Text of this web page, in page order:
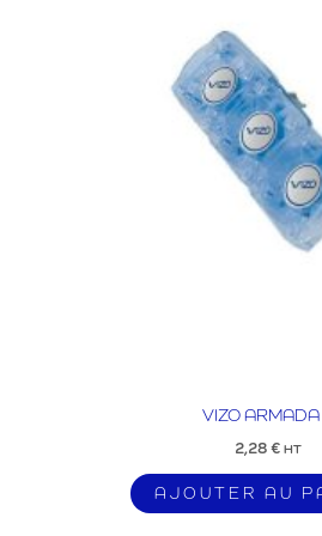
VIZO
2,28 € HT
AJOUTER AU